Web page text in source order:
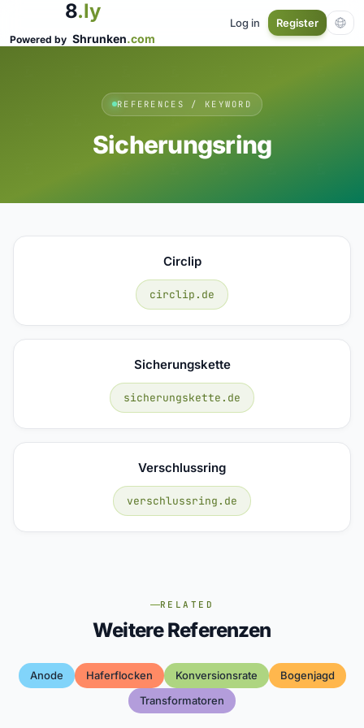
8.ly
Powered by Shrunken.com
Log in Register
REFERENCES / KEYWORD
Sicherungsring
Circlip
circlip.de
Sicherungskette
sicherungskette.de
Verschlussring
verschlussring.de
RELATED
Weitere Referenzen
Anode Haferflocken Konversionsrate
Bogenjagd
Transformatoren